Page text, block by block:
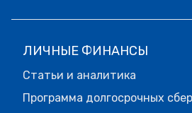
ЛИЧНЫЕ ФИНАНСЫ
Статьи и аналитика
Программа долгосрочных